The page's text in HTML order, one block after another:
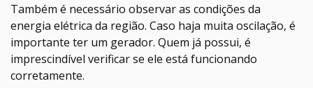
Também é necessário observar as condições da
energia elétrica da região. Caso haja muita oscilação, é
importante ter um gerador. Quem já possui, é
imprescindível verificar se ele está funcionando
corretamente.